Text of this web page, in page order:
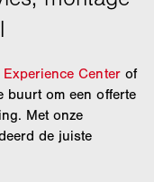
Centerof
buurt om een offerte
Met onze
de juiste